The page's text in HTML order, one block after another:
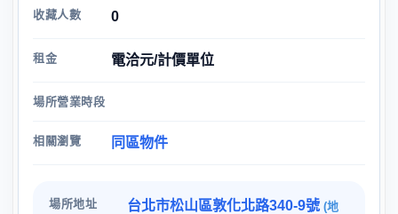
收藏人數 0
租金 電洽元/計價單位
場所營業時段
相關瀏覽 同區物件
場所地址 台北市松山區敦化北路340-9號 (地